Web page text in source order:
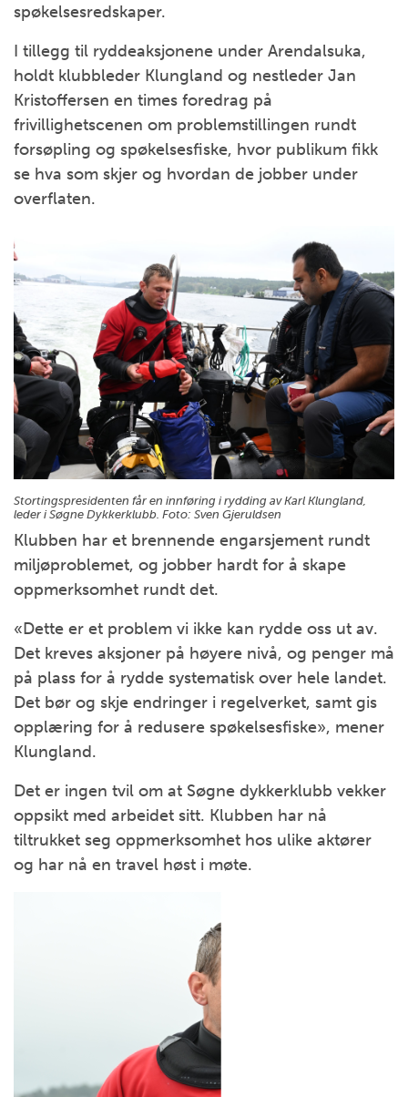
spøkelsesredskaper.
I tillegg til ryddeaksjonene under Arendalsuka,
holdt klubbleder Klungland og nestleder Jan
Kristoffersen en times foredrag på
frivillighetscenen om problemstillingen rundt
forsøpling og spøkelsesfiske, hvor publikum fikk
se hva som skjer og hvordan de jobber under
overflaten.
Stortingspresidenten får en innføring i rydding av Karl Klungland,
leder i Søgne Dykkerklubb. Foto: Sven Gjeruldsen
Klubben har et brennende engarsjement rundt
miljøproblemet, og jobber hardt for å skape
oppmerksomhet rundt det.
«Dette er et problem vi ikke kan rydde oss ut av.
Det kreves aksjoner på høyere nivå, og penger må
på plass for å rydde systematisk over hele landet.
Det bør og skje endringer i regelverket, samt gis
opplæring for å redusere spøkelsesfiske», mener
Klungland.
Det er ingen tvil om at Søgne dykkerklubb vekker
oppsikt med arbeidet sitt. Klubben har nå
tiltrukket seg oppmerksomhet hos ulike aktører
og har nå en travel høst i møte.